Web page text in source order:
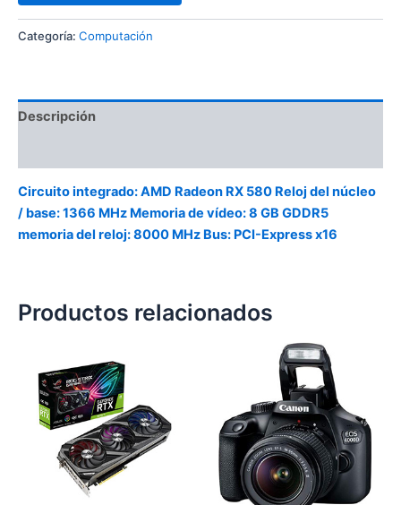
Categoría: Computación
Descripción
Circuito integrado: AMD Radeon RX 580 Reloj del núcleo
/ base: 1366 MHz Memoria de vídeo: 8 GB GDDR5
memoria del reloj: 8000 MHz Bus: PCI-Express x16
Productos relacionados